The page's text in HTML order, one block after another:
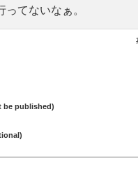
てないなぁ。
be published)